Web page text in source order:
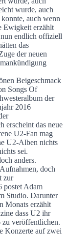
wurde, auch
auch wenn
Ewigkeit erzählt
endlich offiziell
das
der neuen
Beigeschmack
Songs Of
der
2016
das neue
U2-Fan mag
U2-Alben nichts
sei.
anders.
doch
zur
postet Adam
Studio. Darunter
Monats erzählt
dass U2 ihr
zu veröffentlichen.
Konzerte auf zwei